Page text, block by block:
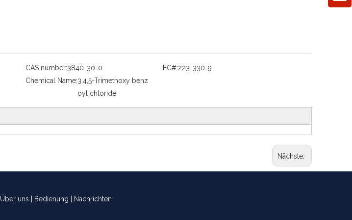
CAS number:3840-30-0 EC#:223-330-9
Chemical Name:3,4,5-Trimethoxy benz
oyl chloride
Nächste:
Über uns Bedienung Nachrichten